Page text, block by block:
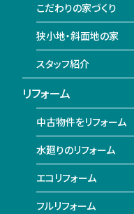
こだわりの家づくり
狭小地・斜面地の家
スタッフ紹介
リフォーム
中古物件をリフォーム
水廻りのリフォーム
エコリフォーム
フルリフォーム